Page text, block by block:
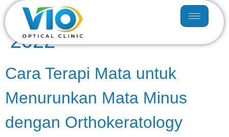
Hari:15 November
2022
Cara Terapi Mata untuk
Menurunkan Mata Minus
dengan Orthokeratology